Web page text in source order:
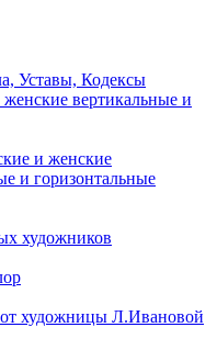
Уставы, Кодексы
вертикальные и
и женские
и горизонтальные
художников
художницы Л.Ивановой